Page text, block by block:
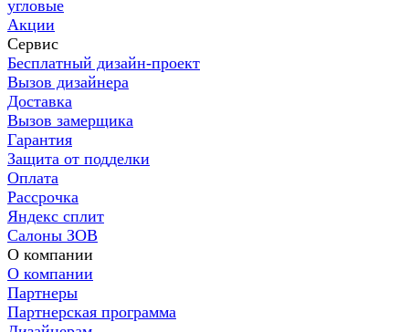
угловые
Акции
Сервис
Бесплатный дизайн-проект
Вызов дизайнера
Доставка
Вызов замерщика
Гарантия
Защита от подделки
Оплата
Рассрочка
Яндекс сплит
Салоны ЗОВ
О компании
О компании
Партнеры
Партнерская программа